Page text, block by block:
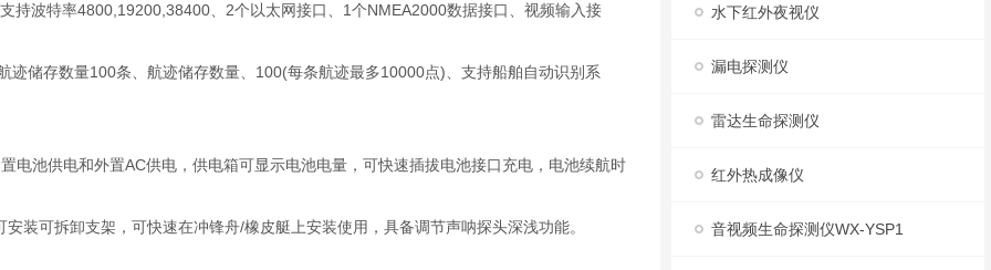
波特率4800,19200,38400、2个以太网接口、1个NMEA2000数据接口、视频输入接
存数量100条、航迹储存数量、100(每条航迹最多10000点)、支持船舶自动识别系
供电和外置AC供电，供电箱可显示电池电量，可快速插拔电池接口充电，电池续航时
可拆卸支架，可快速在冲锋舟/橡皮艇上安装使用，具备调节声呐探头深浅功能。
水下红外夜视仪
漏电探测仪
雷达生命探测仪
红外热成像仪
音视频生命探测仪WX-YSP1